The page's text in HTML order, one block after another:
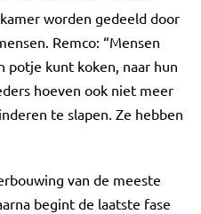
worden gedeeld door
Remco: “Mensen
potje kunt koken, naar hun
hoeven ook niet meer
te slapen. Ze hebben
van de meeste
begint de laatste fase